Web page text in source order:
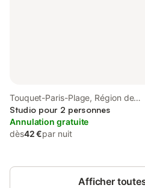
Touquet-Paris-Plage, Région de
Montreuil
Studio pour 2 personnes
Annulation gratuite
dès42 €par nuit
Afficher